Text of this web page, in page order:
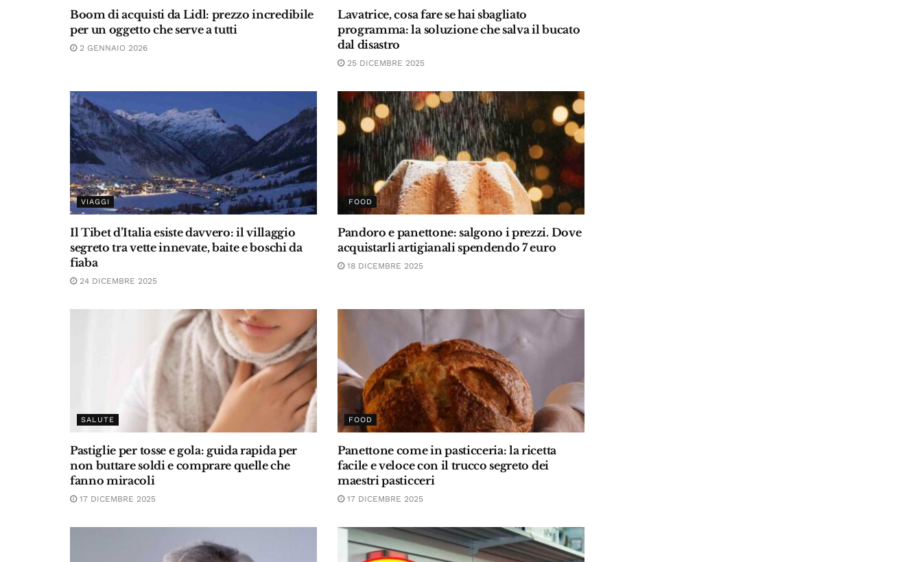
Boom di acquisti da Lidl: prezzo incredibile
per un oggetto che serve a tutti
2 GENNAIO 2026
Lavatrice, cosa fare se hai sbagliato
programma: la soluzione che salva il bucato
dal disastro
25 DICEMBRE 2025
VIAGGI
Il Tibet d’Italia esiste davvero: il villaggio
segreto tra vette innevate, baite e boschi da
fiaba
24 DICEMBRE 2025
FOOD
Pandoro e panettone: salgono i prezzi. Dove
acquistarli artigianali spendendo 7 euro
18 DICEMBRE 2025
SALUTE
Pastiglie per tosse e gola: guida rapida per
non buttare soldi e comprare quelle che
fanno miracoli
17 DICEMBRE 2025
FOOD
Panettone come in pasticceria: la ricetta
facile e veloce con il trucco segreto dei
maestri pasticceri
17 DICEMBRE 2025